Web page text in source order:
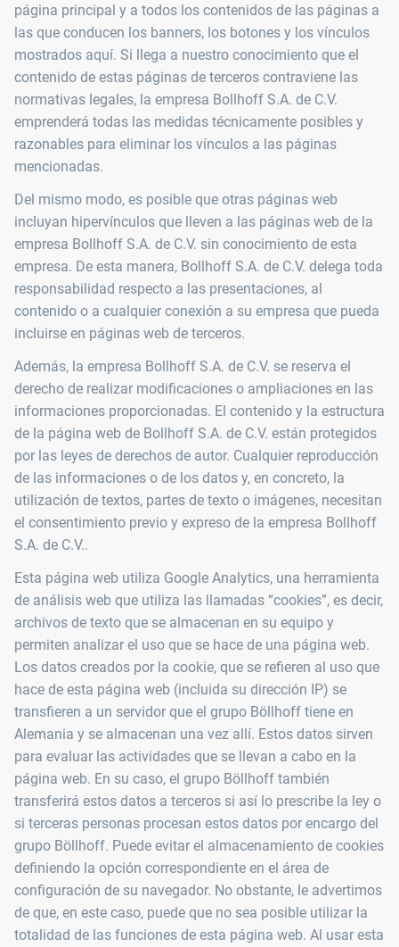
página principal y a todos los contenidos de las páginas a
las que conducen los banners, los botones y los vínculos
mostrados aquí. Si llega a nuestro conocimiento que el
contenido de estas páginas de terceros contraviene las
normativas legales, la empresa Bollhoff S.A. de C.V.
emprenderá todas las medidas técnicamente posibles y
razonables para eliminar los vínculos a las páginas
mencionadas.
Del mismo modo, es posible que otras páginas web
incluyan hipervínculos que lleven a las páginas web de la
empresa Bollhoff S.A. de C.V. sin conocimiento de esta
empresa. De esta manera, Bollhoff S.A. de C.V. delega toda
responsabilidad respecto a las presentaciones, al
contenido o a cualquier conexión a su empresa que pueda
incluirse en páginas web de terceros.
Además, la empresa Bollhoff S.A. de C.V. se reserva el
derecho de realizar modificaciones o ampliaciones en las
informaciones proporcionadas. El contenido y la estructura
de la página web de Bollhoff S.A. de C.V. están protegidos
por las leyes de derechos de autor. Cualquier reproducción
de las informaciones o de los datos y, en concreto, la
utilización de textos, partes de texto o imágenes, necesitan
el consentimiento previo y expreso de la empresa Bollhoff
S.A. de C.V..
Esta página web utiliza Google Analytics, una herramienta
de análisis web que utiliza las llamadas “cookies”, es decir,
archivos de texto que se almacenan en su equipo y
permiten analizar el uso que se hace de una página web.
Los datos creados por la cookie, que se refieren al uso que
hace de esta página web (incluida su dirección IP) se
transfieren a un servidor que el grupo Böllhoff tiene en
Alemania y se almacenan una vez allí. Estos datos sirven
para evaluar las actividades que se llevan a cabo en la
página web. En su caso, el grupo Böllhoff también
transferirá estos datos a terceros si así lo prescribe la ley o
si terceras personas procesan estos datos por encargo del
grupo Böllhoff. Puede evitar el almacenamiento de cookies
definiendo la opción correspondiente en el área de
configuración de su navegador. No obstante, le advertimos
de que, en este caso, puede que no sea posible utilizar la
totalidad de las funciones de esta página web. Al usar esta